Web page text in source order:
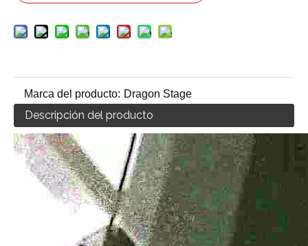
Marca del producto: Dragon Stage
Descripción del producto